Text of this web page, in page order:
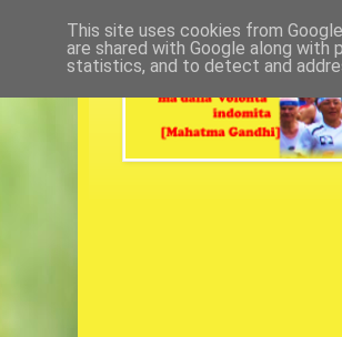
This site uses cookies from
are shared with Google along
statistics, and to detect and